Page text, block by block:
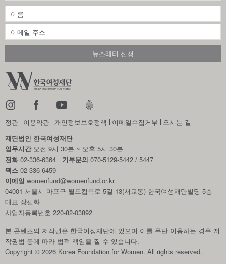
정관 이용약관 개인정보보호정책 이메일수집거부
오시는 길
재단법인 한국여성재단
업무시간오전 9시 30분 ~ 오후 5시 30분
전화 02-336-6364 기부문의 070-5129-5442 / 5447
팩스 02-336-6459
이메일 womenfund@womenfund.or.kr
04001 서울시 마포구 월드컵북로 5길 13(서교동) 한국여성재단빌딩 5층
대표 장필화
사업자등록번호 220-82-03892
본 콘텐츠의 저작권은 한국여성재단에 있으며 이를 무단 이용하는 경우 저
작권법 등에 따라 법적 책임을 질 수 있습니다.
Copyright © 2026 Korea Foundation for Women. All rights reserved.